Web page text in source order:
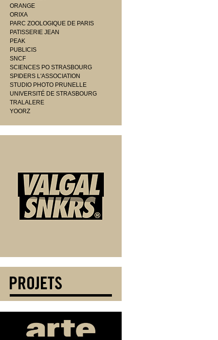
ORANGE
ORIXA
PARC ZOOLOGIQUE DE PARIS
PATISSERIE JEAN
PEAK
PUBLICIS
SNCF
SCIENCES PO STRASBOURG
SPIDERS L'ASSOCIATION
STUDIO PHOTO PRUNELLE
UNIVERSITÉ DE STRASBOURG
TRALALERE
YOORZ